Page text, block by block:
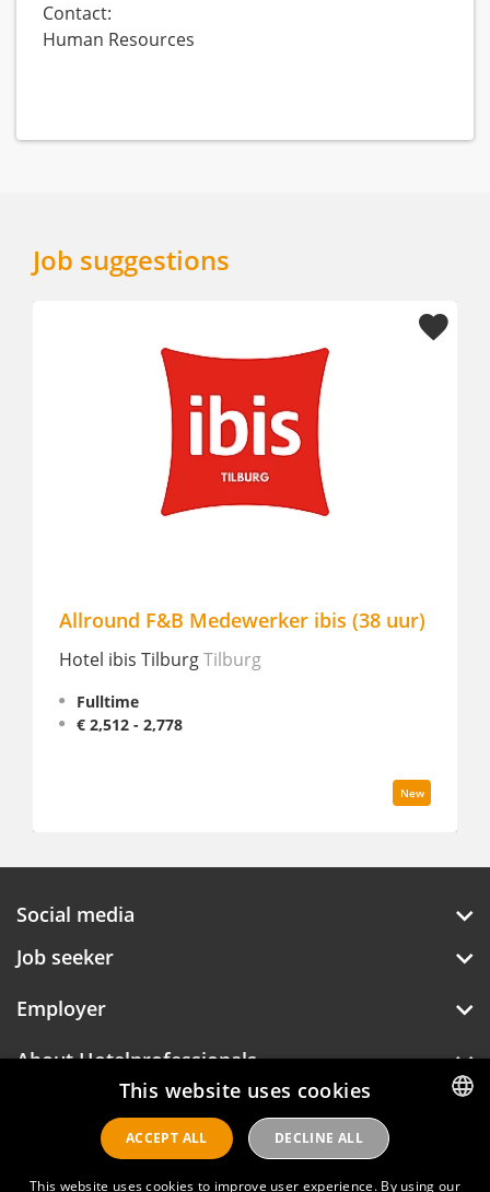
Contact:
Human Resources
Job suggestions
F&B Medewerker ibis (38 uur)
ibis TilburgTilburg
2,512 - 2,778
Social media
Job seeker
Employer
About Hotelprofessionals
Hotelprofessionals
ENGLISH
This website uses cookies
This website uses cookies to improve user experience. By using our
ACCEPT ALL DECLINE ALL